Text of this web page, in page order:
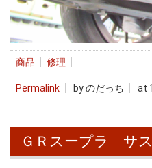
商品 修理
Permalink by のだっち at
ＧＲスープラ サ